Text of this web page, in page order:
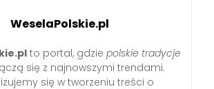
WeselaPolskie.pl
to portal, gdzie polskie tradycje
się z najnowszymi trendami.
się w tworzeniu treści o